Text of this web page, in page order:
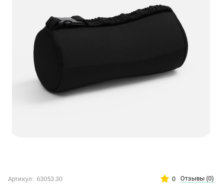
Артикул: 63053.30 0 Отзывы (0)